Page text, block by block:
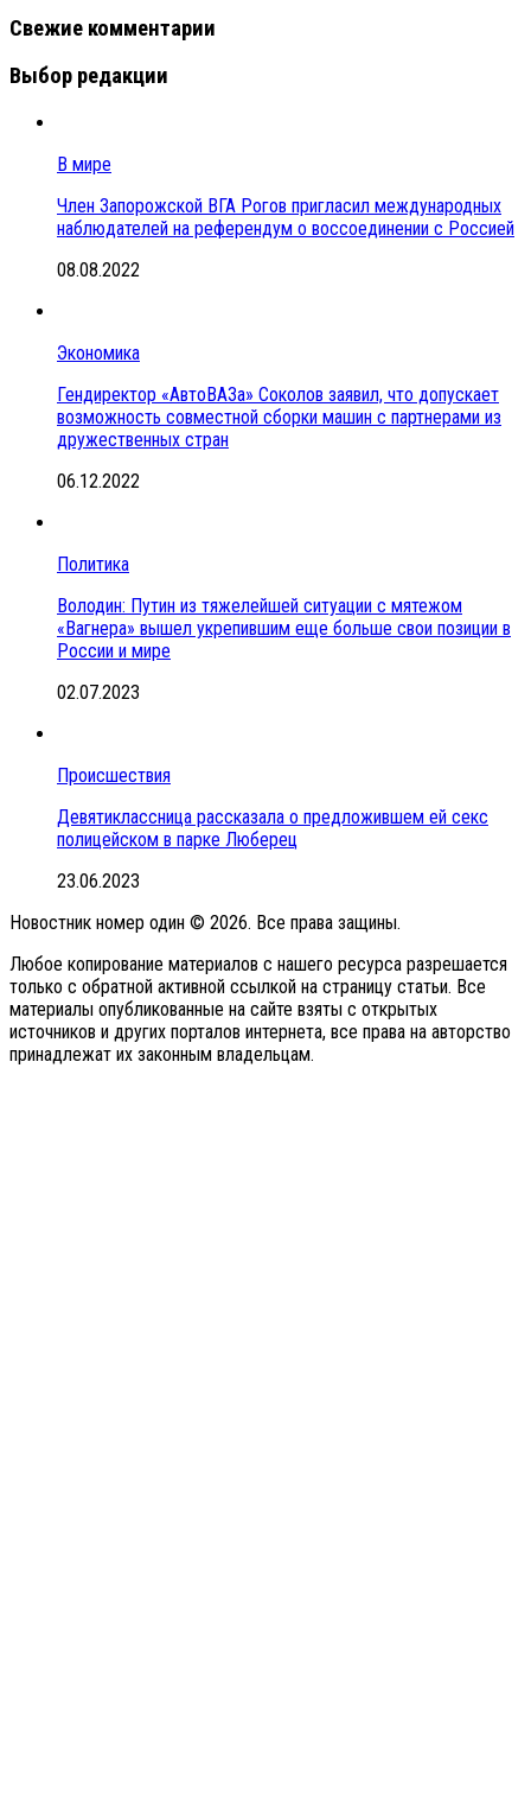
Свежие комментарии
Выбор редакции
В мире
Член Запорожской ВГА Рогов пригласил международных
наблюдателей на референдум о воссоединении с Россией
08.08.2022
Экономика
Гендиректор «АвтоВАЗа» Соколов заявил, что допускает
возможность совместной сборки машин с партнерами из
дружественных стран
06.12.2022
Политика
Володин: Путин из тяжелейшей ситуации с мятежом
«Вагнера» вышел укрепившим еще больше свои позиции в
России и мире
02.07.2023
Происшествия
Девятиклассница рассказала о предложившем ей секс
полицейском в парке Люберец
23.06.2023
Новостник номер один © 2026. Все права защины.
Любое копирование материалов с нашего ресурса разрешается
только с обратной активной ссылкой на страницу статьи. Все
материалы опубликованные на сайте взяты с открытых
источников и других порталов интернета, все права на авторство
принадлежат их законным владельцам.